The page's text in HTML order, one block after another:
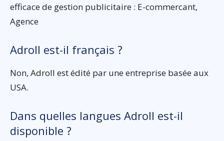
efficace de gestion publicitaire : E-commercant,
Agence
Adroll est-il français ?
Non, Adroll est édité par une entreprise basée aux
USA.
Dans quelles langues Adroll est-il
disponible ?